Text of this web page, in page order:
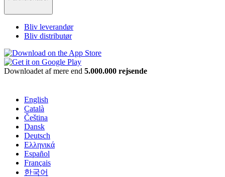
Bliv leverandør
Bliv distributør
Downloadet af mere end 5.000.000 rejsende
English
Català
Čeština
Dansk
Deutsch
Ελληνικά
Español
Français
한국어